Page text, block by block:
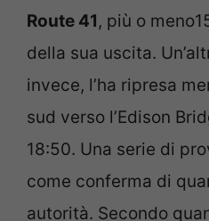
Route 41, più o
della sua uscita.
invece, l’ha ripresa
sud verso l’Edison
18:50. Una serie di
come conferma di
autorità. Secondo